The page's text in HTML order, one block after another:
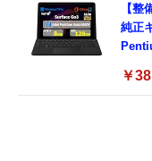
【
純正
￥